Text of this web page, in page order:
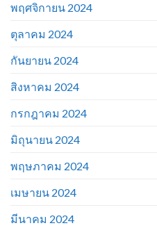
พฤศจิกายน 2024
ตุลาคม 2024
กันยายน 2024
สิงหาคม 2024
กรกฎาคม 2024
มิถุนายน 2024
พฤษภาคม 2024
เมษายน 2024
มีนาคม 2024